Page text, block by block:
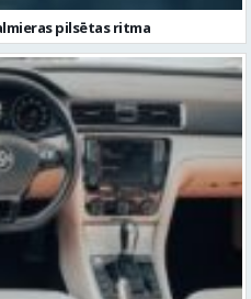
pieeja ilgākam